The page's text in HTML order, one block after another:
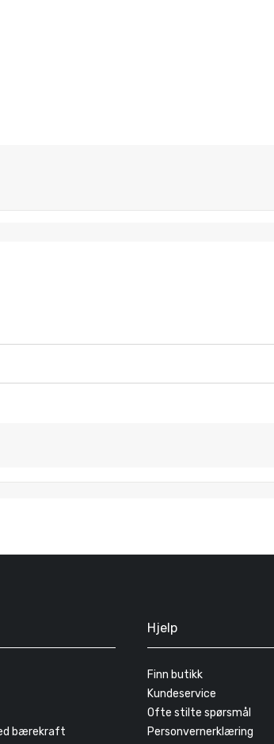
bærekraft
Hjelp
Finn butikk
Kundeservice
Ofte stilte spørsmål
Personvernerklæring